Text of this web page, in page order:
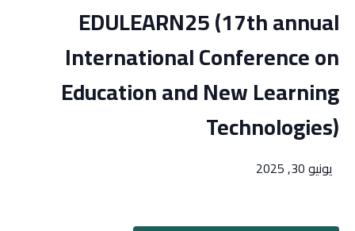
EDULEARN25 (17th annual
International Conference on
Education and New Learning
Technologies)
يونيو 30, 2025